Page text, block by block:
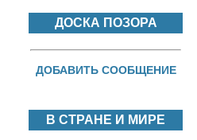
ДОСКА ПОЗОРА
ДОБАВИТЬ СООБЩЕНИЕ
В СТРАНЕ И МИРЕ